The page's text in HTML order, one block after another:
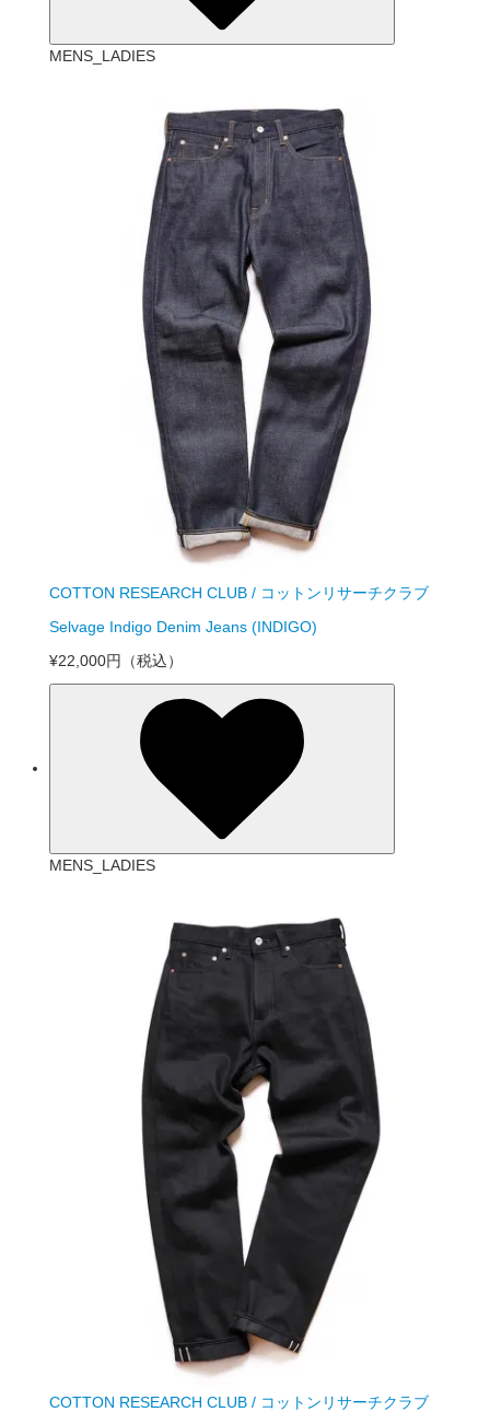
MENS_LADIES
COTTON RESEARCH CLUB / コットンリサーチクラブ
Selvage Indigo Denim Jeans (INDIGO)
¥22,000円
（税込）
MENS_LADIES
COTTON RESEARCH CLUB / コットンリサーチクラブ